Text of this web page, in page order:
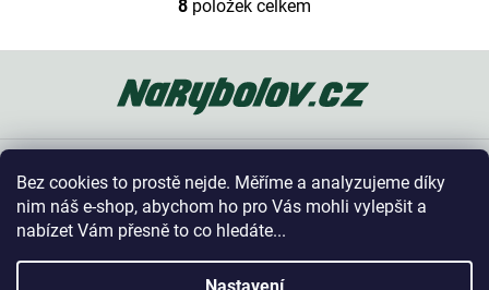
Bez cookies to prostě nejde. Měříme a analyzujeme díky
nim náš e-shop, abychom ho pro Vás mohli vylepšit a
nabízet Vám přesně to co hledáte...
O
l
á
d
c
p
r
v
k
y
v
8 položek celkem
a
t
Vše o nákupu
Kontakt